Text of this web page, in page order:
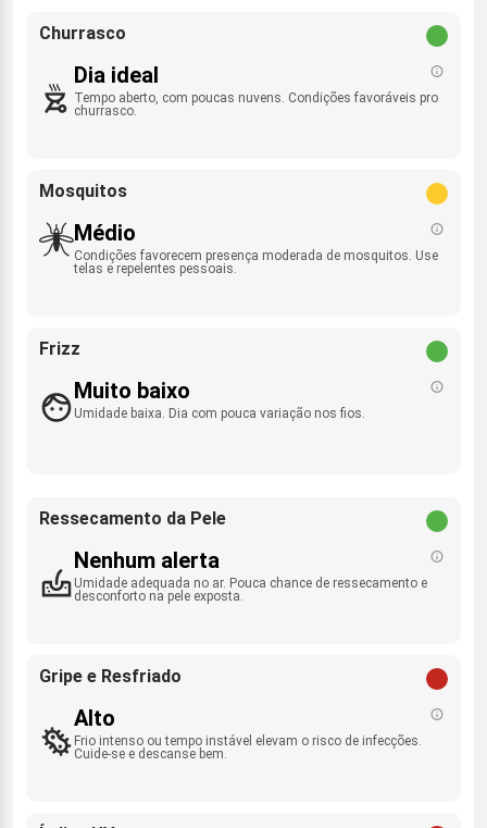
Churrasco
Dia ideal
Tempo aberto, com poucas nuvens. Condições favoráveis pro
churrasco.
Mosquitos
Médio
Condições favorecem presença moderada de mosquitos. Use
telas e repelentes pessoais.
Frizz
Muito baixo
Umidade baixa. Dia com pouca variação nos fios.
Ressecamento da Pele
Nenhum alerta
Umidade adequada no ar. Pouca chance de ressecamento e
desconforto na pele exposta.
Gripe e Resfriado
Alto
Frio intenso ou tempo instável elevam o risco de infecções.
Cuide-se e descanse bem.